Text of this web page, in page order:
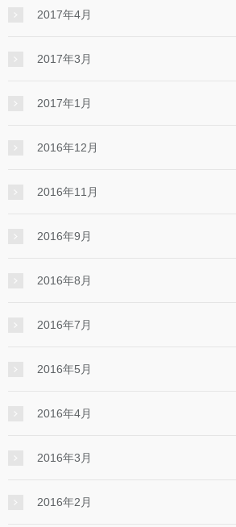
2017年4月
2017年3月
2017年1月
2016年12月
2016年11月
2016年9月
2016年8月
2016年7月
2016年5月
2016年4月
2016年3月
2016年2月